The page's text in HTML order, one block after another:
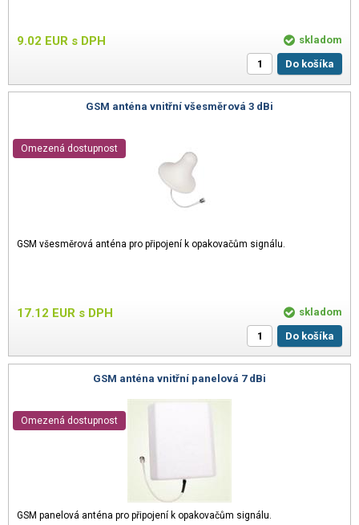
9.02 EUR s DPH
skladom
Do košíka
GSM anténa vnitřní všesměrová 3 dBi
GSM všesměrová anténa pro připojení k opakovačům signálu.
17.12 EUR s DPH
Omezená dostupnost
skladom
Do košíka
GSM anténa vnitřní panelová 7 dBi
GSM panelová anténa pro připojení k opakovačům signálu.
Omezená dostupnost